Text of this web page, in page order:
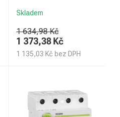
Skladem
1 634,98 Kč
1 373,38 Kč
1 135,03 Kč bez DPH